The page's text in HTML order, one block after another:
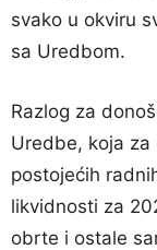
svako u okviru
sa Uredbom.
Razlog za
Uredbe, koja za
postojećih
likvidnosti za
obrte i ostale